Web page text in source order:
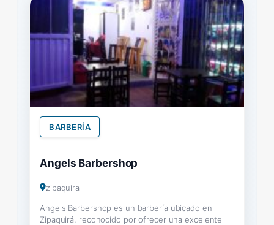
BARBERÍA
Angels Barbershop
zipaquira
Angels Barbershop es un barbería ubicado en
Zipaquirá, reconocido por ofrecer una excelente